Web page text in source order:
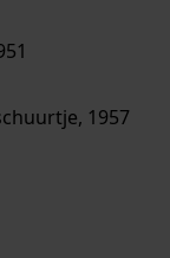
1957